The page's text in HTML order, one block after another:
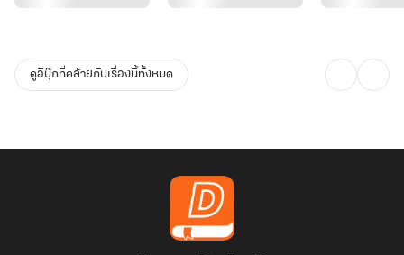
ดูอีบุ๊กที่คล้ายกับเรื่องนี้ทั้งหมด